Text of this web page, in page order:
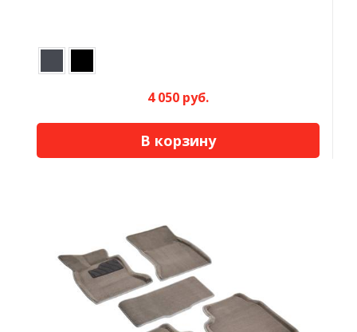
4 050 руб.
В корзину